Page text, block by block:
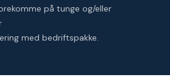
på tunge og/eller
med bedriftspakke.